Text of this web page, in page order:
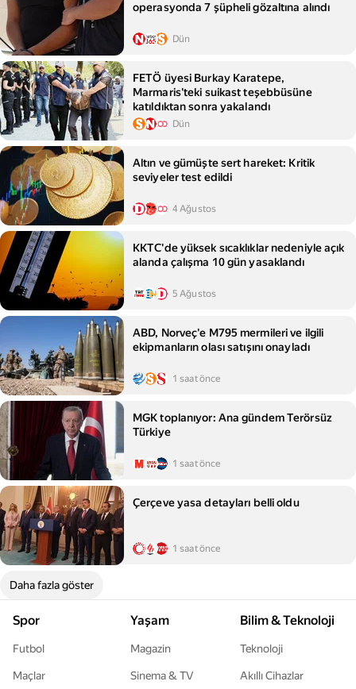
operasyonda 7 şüpheli gözaltına alındı
Dün
FETÖ üyesi Burkay Karatepe,
Marmaris'teki suikast teşebbüsüne
katıldıktan sonra yakalandı
Dün
Altın ve gümüşte sert hareket: Kritik
seviyeler test edildi
4 Ağustos
KKTC'de yüksek sıcaklıklar nedeniyle açık
alanda çalışma 10 gün yasaklandı
5 Ağustos
ABD, Norveç'e M795 mermileri ve ilgili
ekipmanların olası satışını onayladı
1 saat önce
MGK toplanıyor: Ana gündem Terörsüz
Türkiye
1 saat önce
Çerçeve yasa detayları belli oldu
1 saat önce
Daha fazla göster
Spor
Futbol
Maçlar
Yaşam
Magazin
Sinema & TV
Bilim & Teknoloji
Teknoloji
Akıllı Cihazlar